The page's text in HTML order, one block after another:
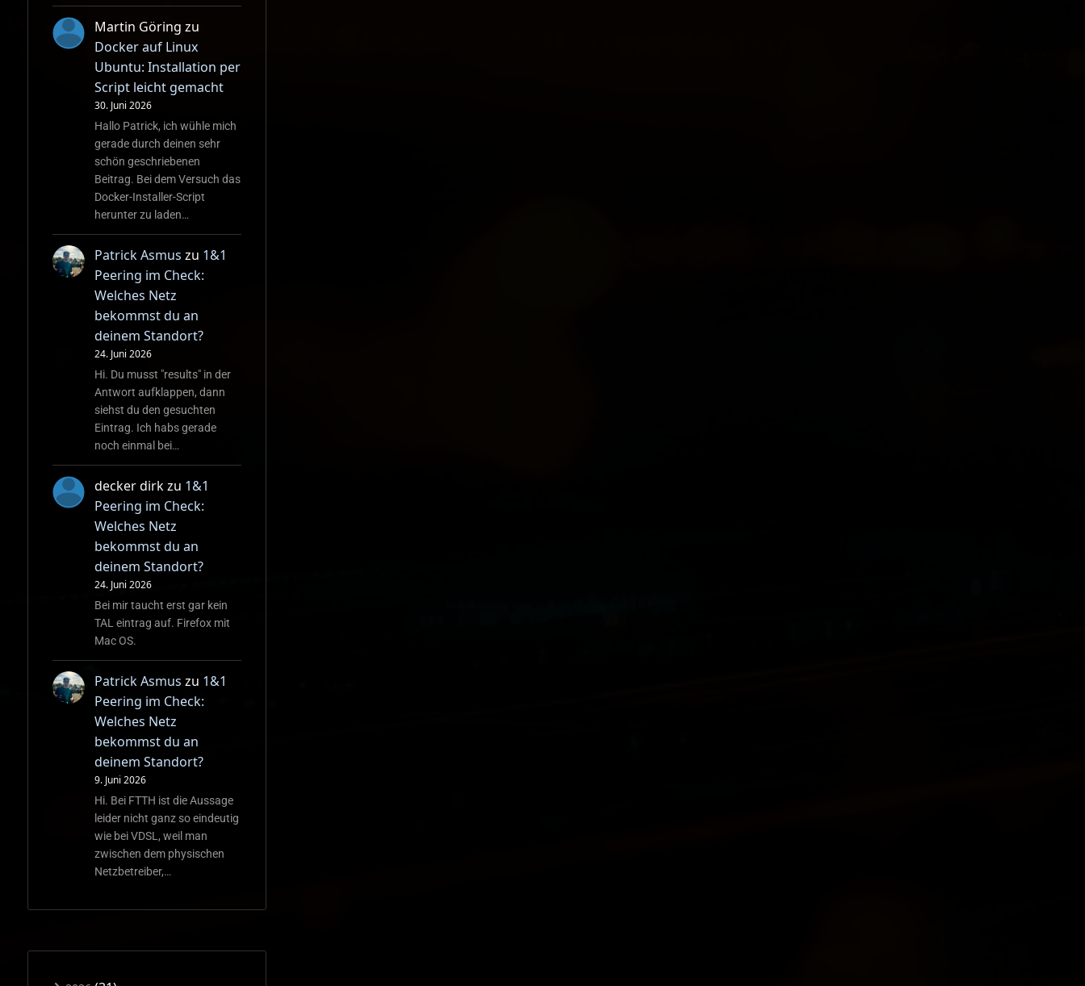
Martin Göring zu
Docker auf Linux
Ubuntu: Installation per
Script leicht gemacht
30. Juni 2026
Hallo Patrick, ich wühle mich
gerade durch deinen sehr
schön geschriebenen
Beitrag. Bei dem Versuch das
Docker-Installer-Script
herunter zu laden…
Patrick Asmus zu 1&1
Peering im Check:
Welches Netz
bekommst du an
deinem Standort?
24. Juni 2026
Hi. Du musst "results" in der
Antwort aufklappen, dann
siehst du den gesuchten
Eintrag. Ich habs gerade
noch einmal bei…
decker dirkzu 1&1
Peering im Check:
Welches Netz
bekommst du an
deinem Standort?
24. Juni 2026
Bei mir taucht erst gar kein
TAL eintrag auf. Firefox mit
Mac OS.
Patrick Asmus zu 1&1
Peering im Check:
Welches Netz
bekommst du an
deinem Standort?
9. Juni 2026
Hi. Bei FTTH ist die Aussage
leider nicht ganz so eindeutig
wie bei VDSL, weil man
zwischen dem physischen
Netzbetreiber,…